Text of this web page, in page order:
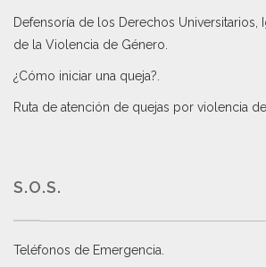
Defensoría de los Derechos Universitarios,
de la Violencia de Género
¿Cómo iniciar una queja?
Ruta de atención de quejas por violencia
S.O.S.
Teléfonos de Emergencia.